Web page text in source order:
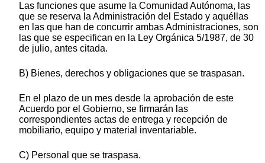
Las funciones que asume la Comunidad Autónoma, las
que se reserva la Administración del Estado y aquéllas
en las que han de concurrir ambas Administraciones, son
las que se especifican en la Ley Orgánica 5/1987, de 30
de julio, antes citada.
B) Bienes, derechos y obligaciones que se traspasan.
En el plazo de un mes desde la aprobación de este
Acuerdo por el Gobierno, se firmarán las
correspondientes actas de entrega y recepción de
mobiliario, equipo y material inventariable.
C) Personal que se traspasa.